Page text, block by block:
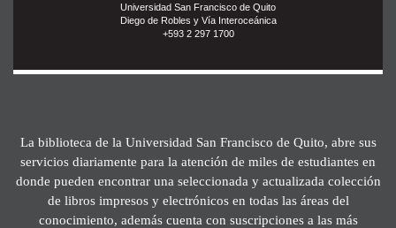
Universidad San Francisco de Quito
Diego de Robles y Vía Interoceánica
+593 2 297 1700
La biblioteca de la Universidad San Francisco de Quito, abre sus
servicios diariamente para la atención de miles de estudiantes en
donde pueden encontrar una seleccionada y actualizada colección
de libros impresos y electrónicos en todas las áreas del
conocimiento, además cuenta con suscripciones a las más